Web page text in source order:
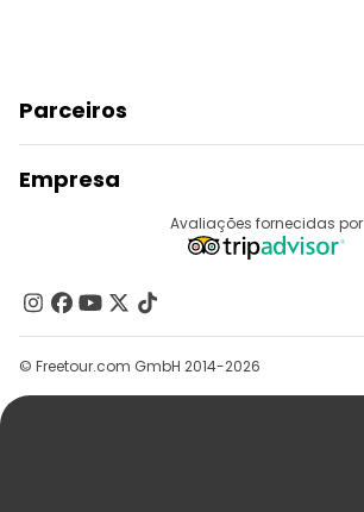
Parceiros
Registo Do Fornecedor
Programa De Afiliados
Empresa
Contacte-Nos
Grupos
Ajuda
Avaliações fornecidas por
© Freetour.com GmbH 2014-2026